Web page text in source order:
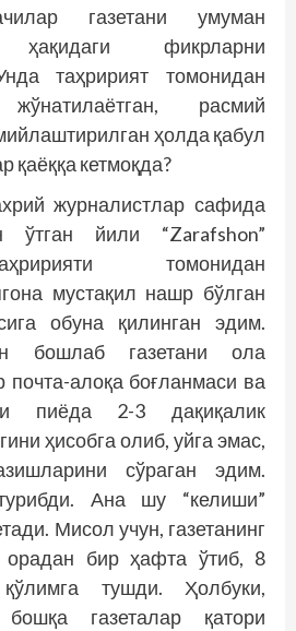
газетани умуман
ҳақидаги фикрларни
таҳририят томонидан
жўнатилаётган, расмий
ҳолда қабул
қаёққа кетмоқда?
журналистлар сафида
ўтган йили “Zarafshon”
томонидан
мустақил нашр бўлган
обуна қилинган эдим.
бош­лаб газетани ола
­алоқа боғланмаси ва
пиёда 2-3 дақиқалик
ҳисобга олиб, уйга эмас,
сўраган эдим.
Ана шу “келиши”
Мисол учун, газетанинг
орадан бир ҳафта ўтиб, 8
тушди. Ҳолбуки,
газеталар қатори